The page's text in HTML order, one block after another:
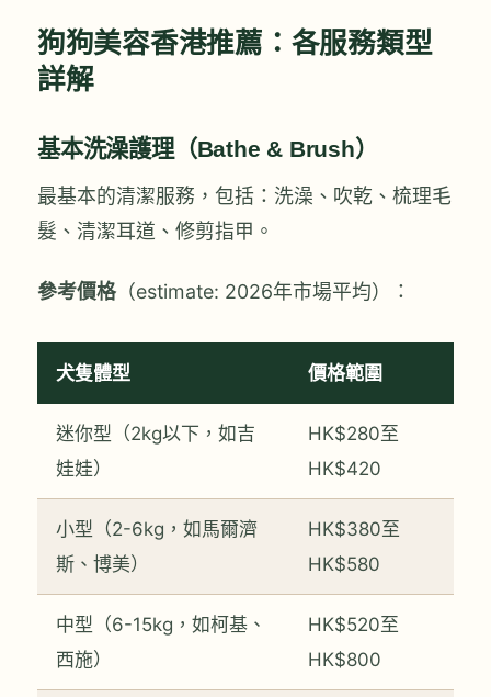
狗狗美容香港推薦：各服務類型
詳解
基本洗澡護理（Bathe & Brush）
最基本的清潔服務，包括：洗澡、吹乾、梳理毛
髮、清潔耳道、修剪指甲。
參考價格（estimate: 2026年市場平均）：
犬隻體型 價格範圍
迷你型（2kg以下，如吉
娃娃）
HK$280至
HK$420
小型（2-6kg，如馬爾濟
斯、博美）
HK$380至
HK$580
中型（6-15kg，如柯基、
西施）
HK$520至
HK$800